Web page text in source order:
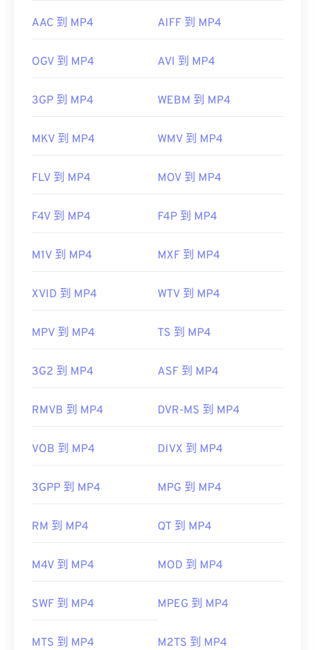
AAC 到 MP4 AIFF 到 MP4
OGV 到 MP4 AVI 到 MP4
3GP 到 MP4 WEBM 到 MP4
MKV 到 MP4 WMV 到 MP4
FLV 到 MP4 MOV 到 MP4
F4V 到 MP4 F4P 到 MP4
M1V 到 MP4 MXF 到 MP4
XVID 到 MP4 WTV 到 MP4
MPV 到 MP4 TS 到 MP4
3G2 到 MP4 ASF 到 MP4
RMVB 到 MP4 DVR-MS 到 MP4
VOB 到 MP4 DIVX 到 MP4
3GPP 到 MP4 MPG 到 MP4
RM 到 MP4 QT 到 MP4
M4V 到 MP4 MOD 到 MP4
SWF 到 MP4 MPEG 到 MP4
MTS 到 MP4 M2TS 到 MP4